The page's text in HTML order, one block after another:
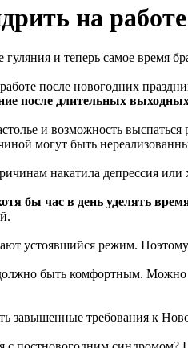
на
и теперь самое время
после длительных
и возможность
могут быть
накатила депрессия или
бы час в день уделять
устоявшийся режим.
быть комфортным. Можно
завышенные требования к